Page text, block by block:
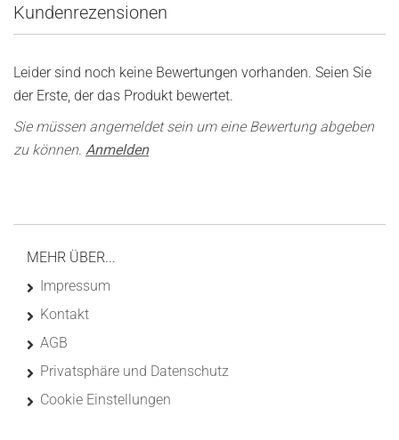
Kundenrezensionen
Leider sind noch keine Bewertungen vorhanden. Seien Sie
der Erste, der das Produkt bewertet.
Sie müssen angemeldet sein um eine Bewertung abgeben
zu können. Anmelden
MEHR ÜBER...
Impressum
Kontakt
AGB
Privatsphäre und Datenschutz
Cookie Einstellungen